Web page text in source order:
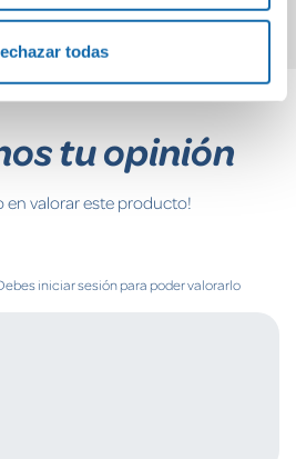
todas
tu opinión
en valorar este producto!
iniciar sesión para poder valorarlo